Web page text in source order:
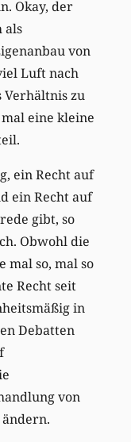
Okay, der
als
von
Luft nach
Verhältnis zu
eine kleine
ein Recht auf
ein Recht auf
gibt, so
Obwohl die
mal so, mal so
Recht seit
in
Debatten
von